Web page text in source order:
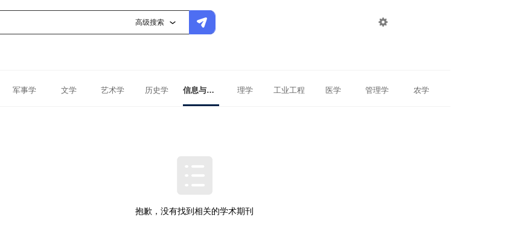
高级搜索 
军事学 文学 艺术学 历史学 信息与通信工程 理学 工业工程 医学 管理学 农学
抱歉，没有找到相关的学术期刊